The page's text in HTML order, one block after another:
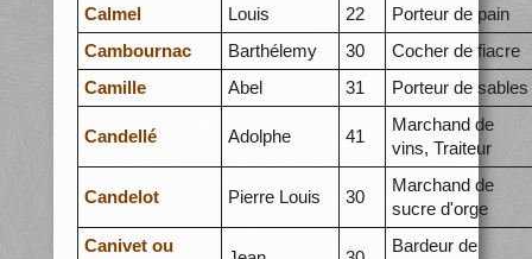
Calmel
Louis 22
Porteur de pain
Cambournac
Barthélemy 30
Cocher de fiacre
Camille
Abel 31 Porteur de sables
Candellé Adolphe 41
Marchand de
vins, Traiteur
Candelot Pierre Louis 30
Marchand de
sucre d'orge
Canivet ou
Bardeur de